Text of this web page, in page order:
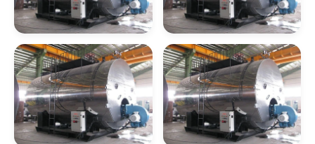
Caldeiraria Industrial Em Rj
Caldeiraria Pesada Rj
Caldeiras Industriais Rj
Caldeira A Óleo
Empresa De
Montagem De
Caldeiras De
Aquecimento
Empresa De
Montagem De
Caldeiras
Flamotubulares